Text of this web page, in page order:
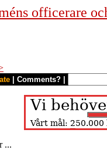
officerare
Comments?
...